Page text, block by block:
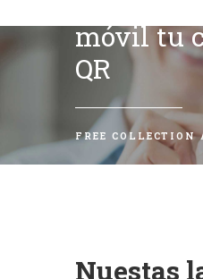
móvil tu
QR
FREE COLLECTION
Nuestas